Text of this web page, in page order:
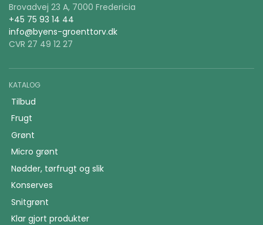
Brovadvej 23 A, 7000 Fredericia
+45 75 93 14 44
info@byens-groenttorv.dk
CVR 27 49 12 27
KATALOG
Tilbud
Frugt
Grønt
Micro grønt
Nødder, tørfrugt og slik
Konserves
Snitgrønt
Klar gjort produkter